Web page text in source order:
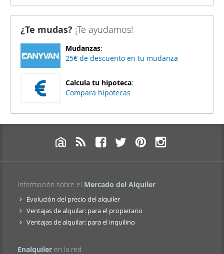
¿Te mudas? ¡Te ayudamos!
Mudanzas:
25€ de descuento en tu mudanza
Calcula tu hipoteca:
Compara hipotecas
Información sobre el Mercado del Alquiler
Evolución del precio del alquiler
Ventajas de alquilar: para el propietario
Ventajas de alquilar: para el inquilino
Enalquiler en la red